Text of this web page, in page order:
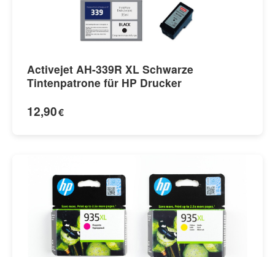
Activejet AH-339R XL Schwarze
Tintenpatrone für HP Drucker
12,90€